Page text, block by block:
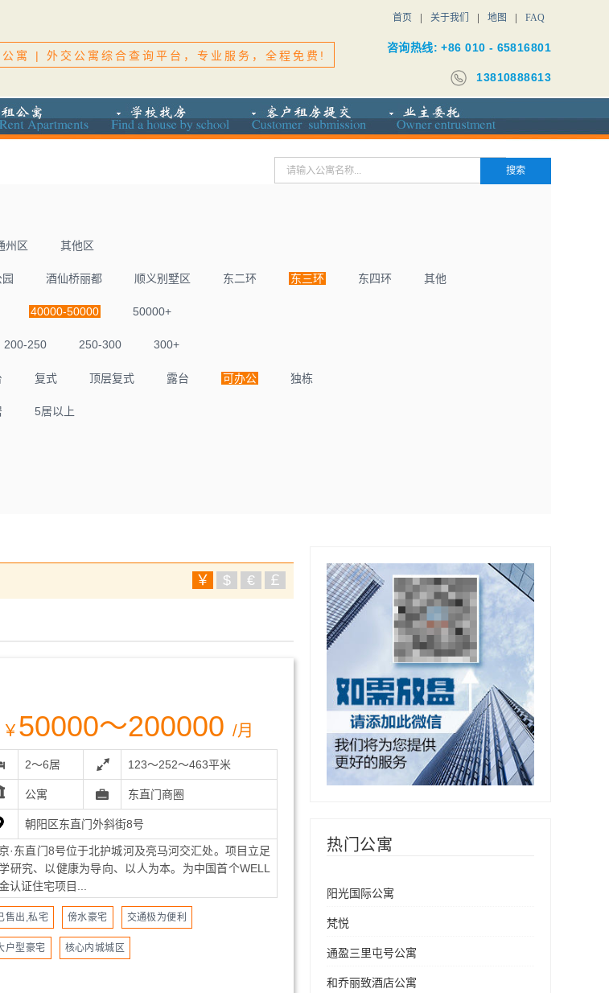
首页 关于我们 地图 FAQ
寓 | 外交公寓综合查询平台，专业服务，全程免费!
咨询热线: +86 010 - 65816801
13810888613
州区 其他区
酒仙桥丽都 顺义别墅区 东二环 东三环 东四环 其他
40000-50000 50000+
200-250 250-300 300+
复式 顶层复式 露台 可办公 独栋
5居以上
￥ $ € ￡
￥ 50000～200000 /月
2～6居 123～252～463平米
公寓 东直门商圈
朝阳区东直门外斜街8号
·东直门8号位于北护城河及亮马河交汇处。项目立足
研究、以健康为导向、以人为本。为中国首个WELL
认证住宅项目...
售出,私宅 傍水豪宅 交通极为便利
户型豪宅 核心内城城区
热门公寓
阳光国际公寓
梵悦
通盈三里屯号公寓
和乔丽致酒店公寓